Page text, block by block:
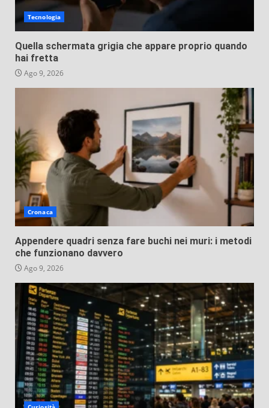
Tecnologia
Quella schermata grigia che appare proprio quando
hai fretta
Ago 9, 2026
Cronaca
Appendere quadri senza fare buchi nei muri: i metodi
che funzionano davvero
Ago 9, 2026